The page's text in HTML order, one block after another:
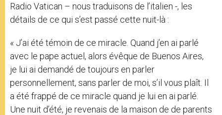
Radio Vatican – nous traduisons de l’italien -, les
détails de ce qui s’est passé cette nuit-là :
« J’ai été témoin de ce miracle. Quand j’en ai parlé
avec le pape actuel, alors évêque de Buenos Aires,
je lui ai demandé de toujours en parler
personnellement, sans parler de moi, s’il vous plaît. Il
a été frappé de ce miracle quand je lui en ai parlé.
Une nuit d’été, je revenais de la maison de de parents